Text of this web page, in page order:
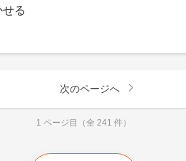
る
次のページへ
1 ページ目（全 241 件）